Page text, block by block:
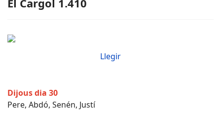
El Cargol 1.410
Llegir
Dijous dia 30
Pere, Abdó, Senén, Justí